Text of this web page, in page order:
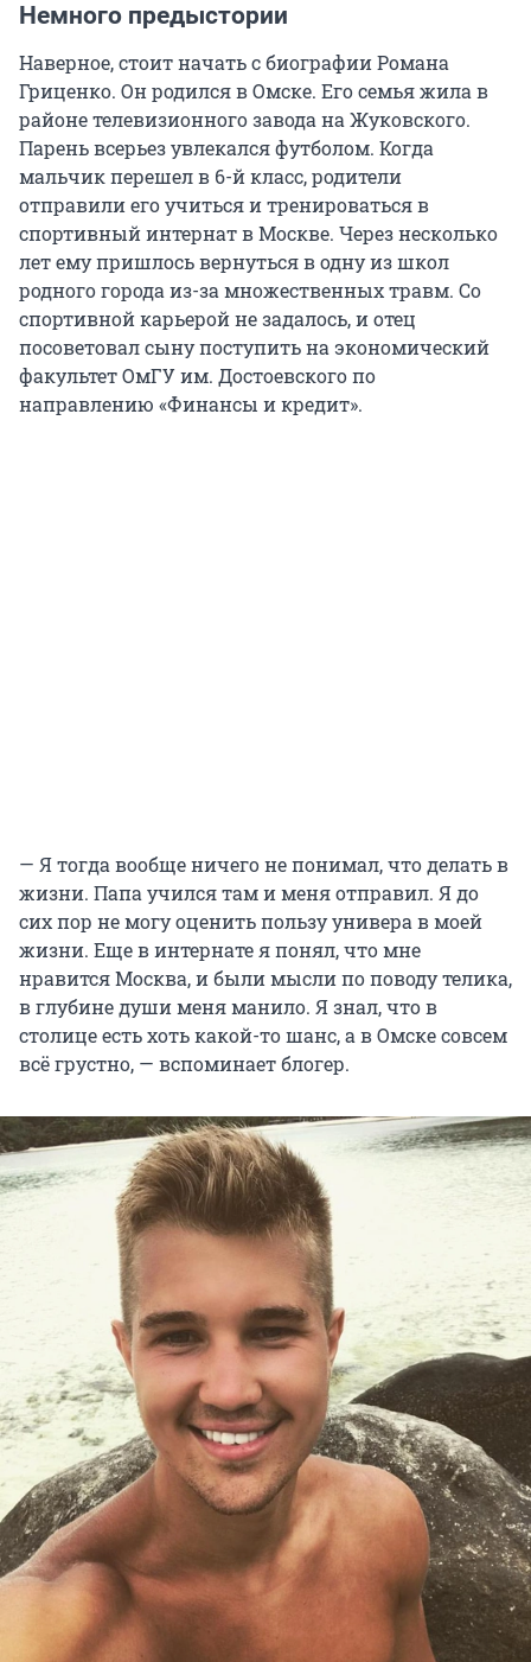
Немного предыстории
Наверное, стоит начать с биографии Романа
Гриценко. Он родился в Омске. Его семья жила в
районе телевизионного завода на Жуковского.
Парень всерьез увлекался футболом. Когда
мальчик перешел в 6-й класс, родители
отправили его учиться и тренироваться в
спортивный интернат в Москве. Через несколько
лет ему пришлось вернуться в одну из школ
родного города из-за множественных травм. Со
спортивной карьерой не задалось, и отец
посоветовал сыну поступить на экономический
факультет ОмГУ им. Достоевского по
направлению «Финансы и кредит».
— Я тогда вообще ничего не понимал, что делать в
жизни. Папа учился там и меня отправил. Я до
сих пор не могу оценить пользу универа в моей
жизни. Еще в интернате я понял, что мне
нравится Москва, и были мысли по поводу телика,
в глубине души меня манило. Я знал, что в
столице есть хоть какой-то шанс, а в Омске совсем
всё грустно, — вспоминает блогер.